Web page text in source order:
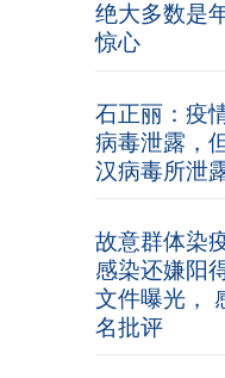
绝大多数是
惊心
石正丽：疫
病毒泄露，
汉病毒所泄
故意群体染
感染还嫌阳
文件曝光，
名批评